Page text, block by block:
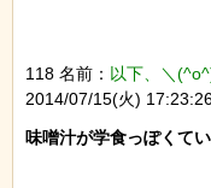
118 名前： 以下、＼
2014/07/15(火)